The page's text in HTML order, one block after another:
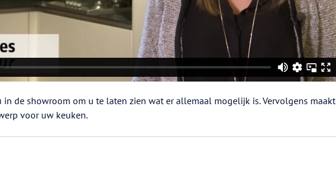
in de showroom om u te laten zien wat er allemaal mogelijk is. Vervolgens maakt
voor uw keuken.